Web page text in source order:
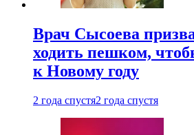
Врач Сысоева
ходить пешком,
к Новому году
2 года спустя2 года спустя